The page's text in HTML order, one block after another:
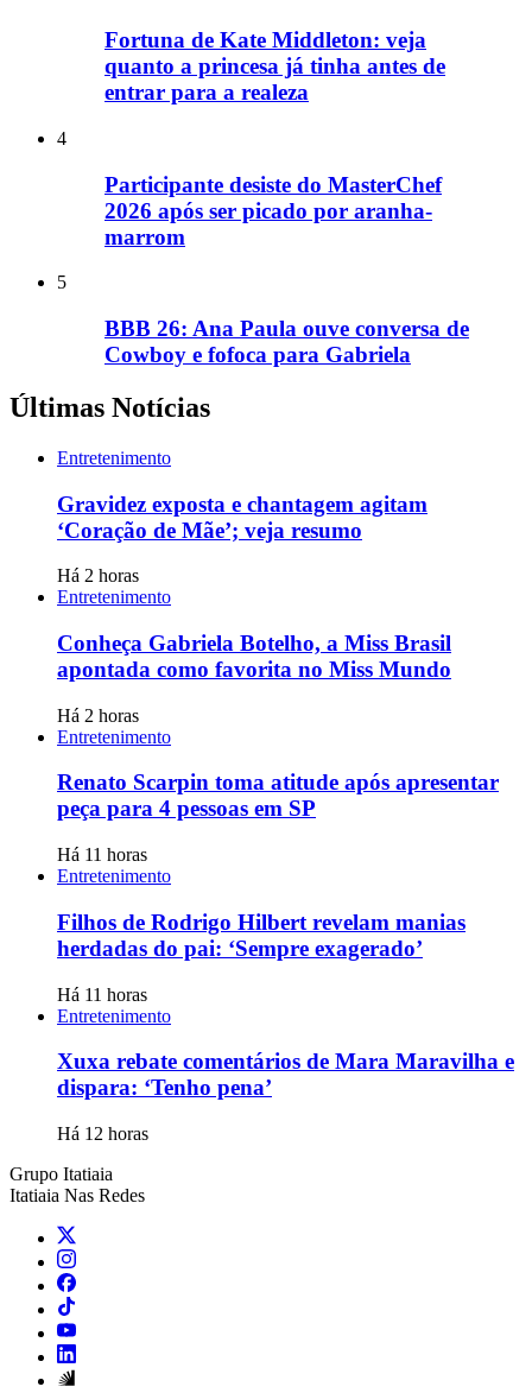
Fortuna de Kate Middleton: veja
quanto a princesa já tinha antes de
entrar para a realeza
4
Participante desiste do MasterChef
2026 após ser picado por aranha-
marrom
5
BBB 26: Ana Paula ouve conversa de
Cowboy e fofoca para Gabriela
Últimas Notícias
Entretenimento
Gravidez exposta e chantagem agitam
‘Coração de Mãe’; veja resumo
Há 2 horas
Entretenimento
Conheça Gabriela Botelho, a Miss Brasil
apontada como favorita no Miss Mundo
Há 2 horas
Entretenimento
Renato Scarpin toma atitude após apresentar
peça para 4 pessoas em SP
Há 11 horas
Entretenimento
Filhos de Rodrigo Hilbert revelam manias
herdadas do pai: ‘Sempre exagerado’
Há 11 horas
Entretenimento
Xuxa rebate comentários de Mara Maravilha e
dispara: ‘Tenho pena’
Há 12 horas
Grupo Itatiaia
Itatiaia Nas Redes